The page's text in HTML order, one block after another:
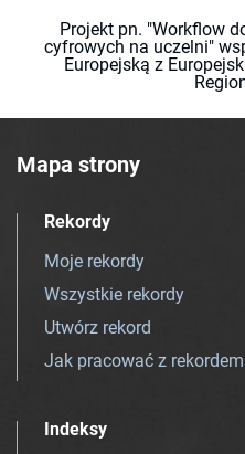
Projekt pn. "Workflow
cyfrowych na uczelni"
Europejską z
Mapa strony
Rekordy
Moje rekordy
Wszystkie rekordy
Utwórz rekord
Jak pracować z rekordem
Indeksy